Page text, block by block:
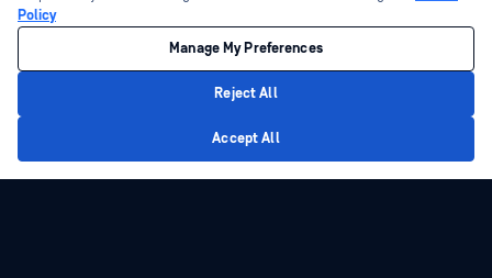
©2026 OPSWAT . Toate drepturile rezervate. OPSWAT, MetaDefender, Metascan,
MetaAccess, OPSWAT , Trust no File. Trust No Device., OPSWAT , Protecting the
World's Critical Infrastructure, Deep CDR™ Technology, InQuest, logo-ul InQuest,
DFI, RetroHunt, Deep File Inspection și Join the Hunt sunt mărci comerciale ale
OPSWAT . Mărcile comerciale ale terților sunt proprietatea deținătorilor respectivi.
Politica de confidențialitate
Opțiunile dvs. de confidențialitate din California
Policy
Manage My Preferences
Reject All
Accept All